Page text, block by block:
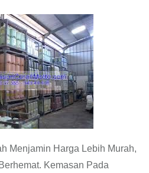
Menjamin Harga Lebih Murah,
Kemasan Pada